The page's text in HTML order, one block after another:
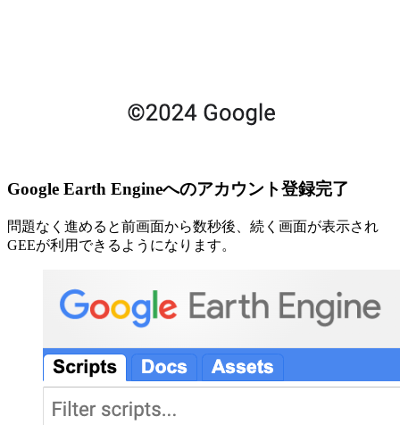
Google Earth Engineへのアカウント登録完了
問題なく進めると前画面から数秒後、続く画面が表示され
GEEが利用できるようになります。